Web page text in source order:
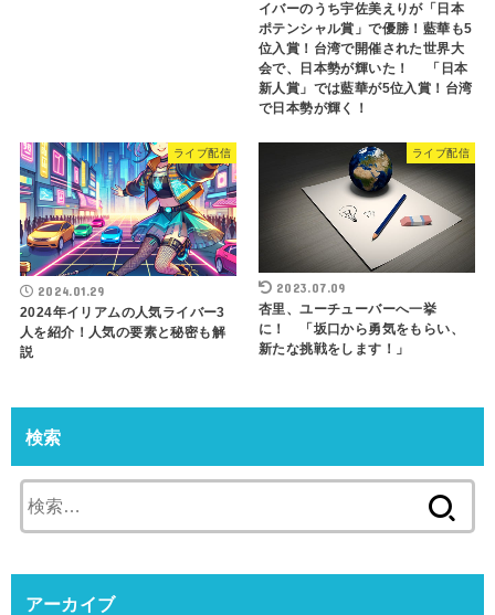
イバーのうち宇佐美えりが「日本
ポテンシャル賞」で優勝！藍華も5
位入賞！台湾で開催された世界大
会で、日本勢が輝いた！ 「日本
新人賞」では藍華が5位入賞！台湾
で日本勢が輝く！
ライブ配信
2024.01.29
2024年イリアムの人気ライバー3
人を紹介！人気の要素と秘密も解
説
ライブ配信
2023.07.09
杏里、ユーチューバーへ一挙
に！ 「坂口から勇気をもらい、
新たな挑戦をします！」
検索
索:
アーカイブ